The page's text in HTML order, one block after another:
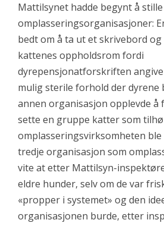
Mattilsynet hadde begynt å
omplasseringsorganisasjoner:
bedt om å ta ut et skrivebord
kattenes oppholdsrom fordi
dyrepensjonatforskriften
mulig sterile forhold der dyrene
annen organisasjon opplevde å
sette en gruppe katter som
omplasseringsvirksomheten ble
tredje organisasjon som
vite at etter Mattilsyn-
eldre hunder, selv om de var
«propper i systemet» og den
organisasjonen burde, etter